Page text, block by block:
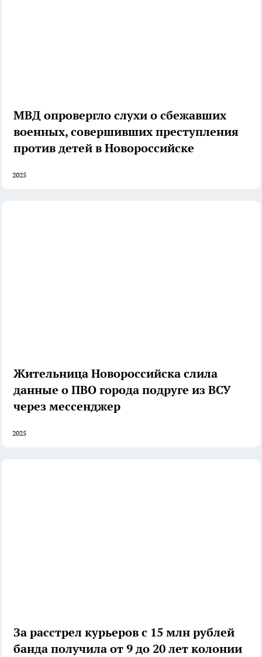
МВД опровергло слухи о сбежавших
военных, совершивших преступления
против детей в Новороссийске
2025
Жительница Новороссийска слила
данные о ПВО города подруге из ВСУ
через мессенджер
2025
За расстрел курьеров с 15 млн рублей
банда получила от 9 до 20 лет колонии